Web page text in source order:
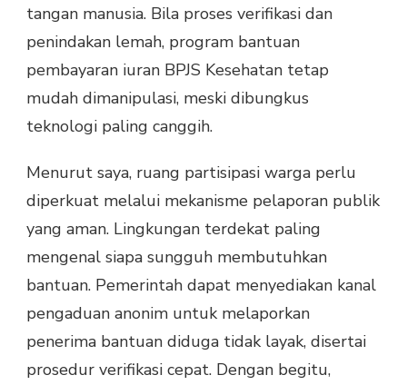
tangan manusia. Bila proses verifikasi dan
penindakan lemah, program bantuan
pembayaran iuran BPJS Kesehatan tetap
mudah dimanipulasi, meski dibungkus
teknologi paling canggih.
Menurut saya, ruang partisipasi warga perlu
diperkuat melalui mekanisme pelaporan publik
yang aman. Lingkungan terdekat paling
mengenal siapa sungguh membutuhkan
bantuan. Pemerintah dapat menyediakan kanal
pengaduan anonim untuk melaporkan
penerima bantuan diduga tidak layak, disertai
prosedur verifikasi cepat. Dengan begitu,